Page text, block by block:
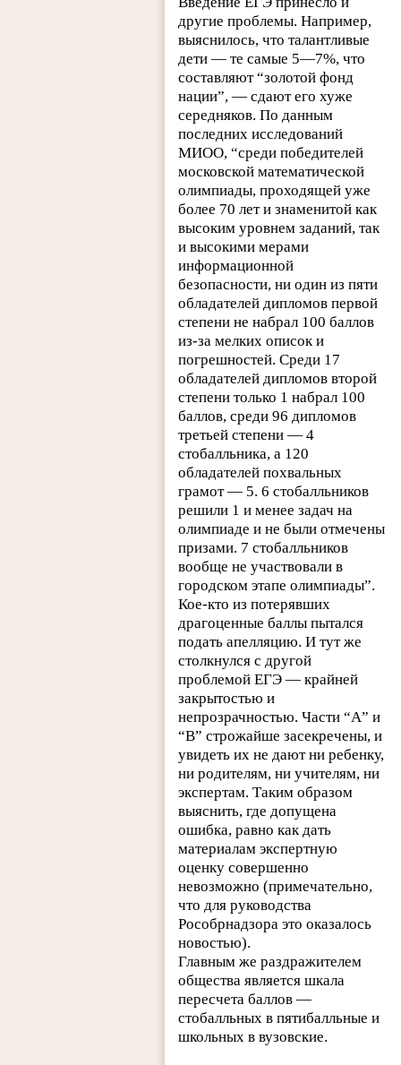
другие проблемы. Например,
выяснилось, что талантливые
дети — те самые 5—7%, что
составляют “золотой фонд
нации”, — сдают его хуже
середняков. По данным
последних исследований
МИОО, “среди победителей
московской математической
олимпиады, проходящей уже
более 70 лет и знаменитой как
высоким уровнем заданий, так
и высокими мерами
информационной
безопасности, ни один из пяти
обладателей дипломов первой
степени не набрал 100 баллов
из-за мелких описок и
погрешностей. Среди 17
обладателей дипломов второй
степени только 1 набрал 100
баллов, среди 96 дипломов
третьей степени — 4
стобалльника, а 120
обладателей похвальных
грамот — 5. 6 стобалльников
решили 1 и менее задач на
олимпиаде и не были отмечены
призами. 7 стобалльников
вообще не участвовали в
городском этапе олимпиады”.
Кое-кто из потерявших
драгоценные баллы пытался
подать апелляцию. И тут же
столкнулся с другой
проблемой ЕГЭ — крайней
закрытостью и
непрозрачностью. Части “А” и
“В” строжайше засекречены, и
увидеть их не дают ни ребенку,
ни родителям, ни учителям, ни
экспертам. Таким образом
выяснить, где допущена
ошибка, равно как дать
материалам экспертную
оценку совершенно
невозможно (примечательно,
что для руководства
Рособрнадзора это оказалось
новостью).
Главным же раздражителем
общества является шкала
пересчета баллов —
стобалльных в пятибалльные и
школьных в вузовские.